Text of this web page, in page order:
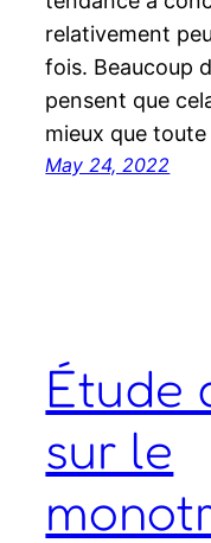
relativement
fois. Beaucoup
pensent que
mieux que
May 24, 2022
Étude
sur le